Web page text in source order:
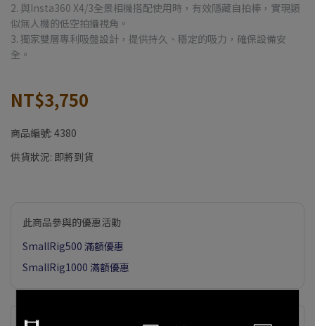
2. 與Insta360 X4/3全景相機搭配使用時，有效隱藏自拍棒，實現類
似無人機的低空拍攝視角。
3. 獨家雙層專利吸盤設計，提供持久、穩定的吸力，確保設備安
全。
NT$3,750
商品編號: 4380
供貨狀況: 即將到貨
此商品參與的優惠活動
SmallRig500 滿額優惠
SmallRig1000 滿額優惠